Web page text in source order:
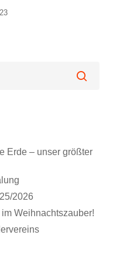
Erde – unser größter
2026
Weihnachtszauber!